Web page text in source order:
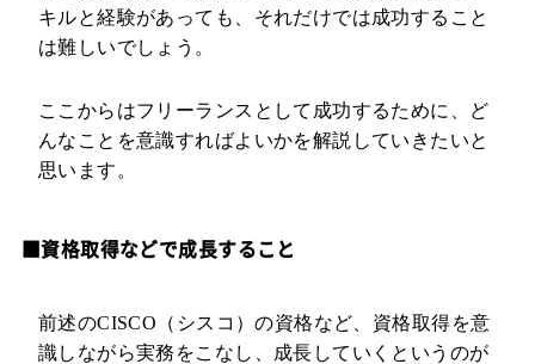
キルと経験があっても、それだけでは成功すること
は難しいでしょう。
ここからはフリーランスとして成功するために、ど
んなことを意識すればよいかを解説していきたいと
思います。
■資格取得などで成長すること
前述のCISCO（シスコ）の資格など、資格取得を意
識しながら実務をこなし、成長していくというのが